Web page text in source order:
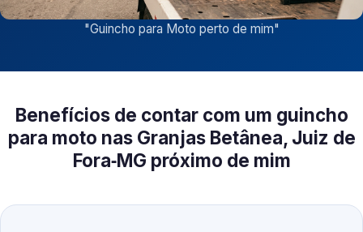
"Guincho para Moto perto de mim"
Benefícios de contar com um guincho
para moto nas Granjas Betânea, Juiz de
Fora‑MG próximo de mim